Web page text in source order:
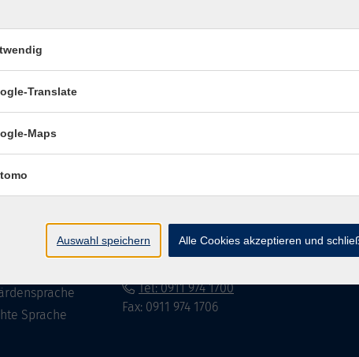
Impressum
Sprache
90762 Fürth
info@vhs-fuerth.de
Tel: 0911 974 1700
Fax: 0911 974 1706
Translate
Maps
Auswahl speichern Alle Cookies akzeptieren und